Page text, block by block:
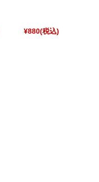
¥880(税込)